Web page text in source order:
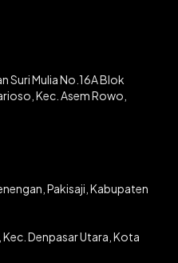
Suri Mulia No.16A Blok
Kec. Asem Rowo,
Pakisaji, Kabupaten
Denpasar Utara, Kota